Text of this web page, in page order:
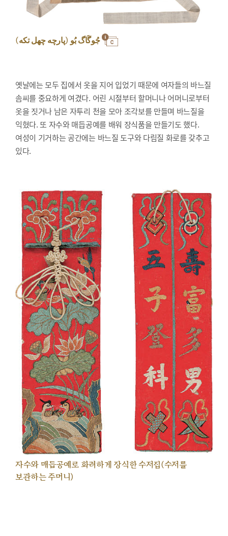
جُوگَاگ بُو (پارچه چهل تکه)
옛날에는 모두 집에서 옷을 지어 입었기 때문에 여자들의 바느질
솜씨를 중요하게 여겼다. 어린 시절부터 할머니나 어머니로부터
옷을 짓거나 남은 자투리 천을 모아 조각보를 만들며 바느질을
익혔다. 또 자수와 매듭공예를 배워 장식품을 만들기도 했다.
여성이 기거하는 공간에는 바느질 도구와 다림질 화로를 갖추고
있다.
자수와 매듭공예로 화려하게 장식한 수저집(수저를
보관하는 주머니)